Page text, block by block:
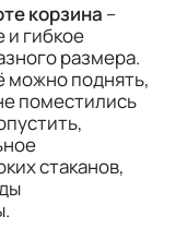
корзина –
и гибкое
размера.
можно поднять,
поместились
стаканов,